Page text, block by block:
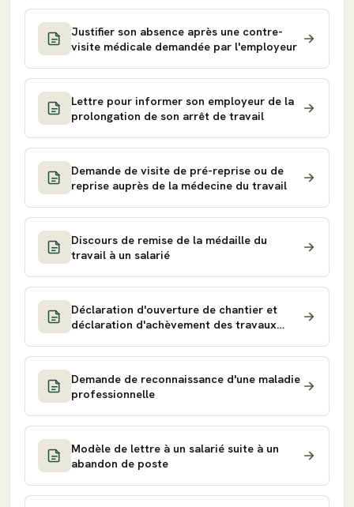
Justifier son absence après une contre-
visite médicale demandée par l'employeur
Lettre pour informer son employeur de la
prolongation de son arrêt de travail
Demande de visite de pré-reprise ou de
reprise auprès de la médecine du travail
Discours de remise de la médaille du
travail à un salarié
Déclaration d'ouverture de chantier et
déclaration d'achèvement des travaux
Demande de reconnaissance d'une maladie
professionnelle
Modèle de lettre à un salarié suite à un
abandon de poste